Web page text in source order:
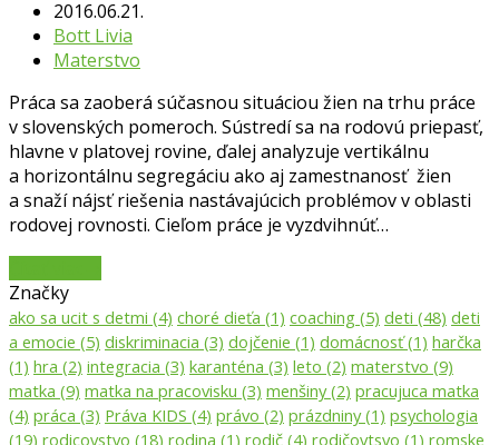
2016.06.21.
Bott Livia
Materstvo
Práca sa zaoberá súčasnou situáciou žien na trhu práce
v slovenských pomeroch. Sústredí sa na rodovú priepasť,
hlavne v platovej rovine, ďalej analyzuje vertikálnu
a horizontálnu segregáciu ako aj zamestnanosť žien
a snaží nájsť riešenia nastávajúcich problémov v oblasti
rodovej rovnosti. Cieľom práce je vyzdvihnúť…
Značky
ako sa ucit s detmi (4) choré dieťa (1) coaching (5) deti (48) deti
a emocie (5) diskriminacia (3) dojčenie (1) domácnosť(1) harčka
(1) hra (2) integracia (3) karanténa (3) leto (2) materstvo (9)
matka (9) matka na pracovisku (3) menšiny(2) pracujuca matka
(4) práca (3) Práva KIDS (4) právo (2) prázdniny(1) psychologia
(19) rodicovstvo (18) rodina (1) rodič (4) rodičovtsvo (1) romske